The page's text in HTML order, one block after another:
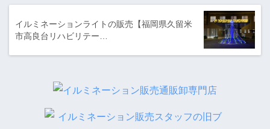
イルミネーションライトの販売【福岡県久留米
市高良台リハビリテー…